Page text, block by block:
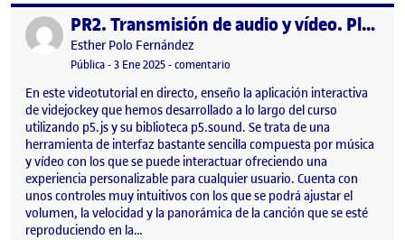
Publicado por PR2. Transmisión de audio y vídeo. Plataformas de publicación y distribución
Publicado por
Esther Polo Fernández
Visibilidad:
Pública-Fecha de publicación
3 Ene 202515 enero, 2025 11:35 am
-comentario
En este videotutorial en directo, enseño la aplicación interactiva
de videjockey que hemos desarrollado a lo largo del curso
utilizando p5.js y su biblioteca p5.sound. Se trata de una
herramienta de interfaz bastante sencilla compuesta por música
y vídeo con los que se puede interactuar ofreciendo una
experiencia personalizable para cualquier usuario. Cuenta con
unos controles muy intuitivos con los que se podrá ajustar el
volumen, la velocidad y la panorámica de la canción que se esté
reproduciendo en la…